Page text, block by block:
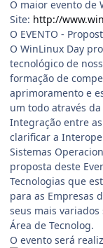
O maior evento de
Site: http://
O EVENTO -
O WinLinux Day
tecnológico de
formação de
aprimoramento e
um todo através
Integração entre
clarificar a
Sistemas
proposta deste
Tecnologias que
para as Empresas
seus mais
Área de Tecnolog.
O evento será